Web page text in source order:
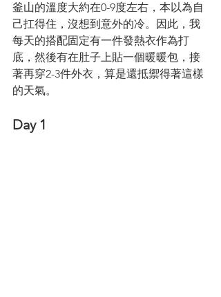
釜山的溫度大約在0-9度左右，本以為自
己扛得住，沒想到意外的冷。因此，我
每天的搭配固定有一件發熱衣作為打
底，然後有在肚子上貼一個暖暖包，接
著再穿2-3件外衣，算是還抵禦得著這樣
的天氣。
Day 1